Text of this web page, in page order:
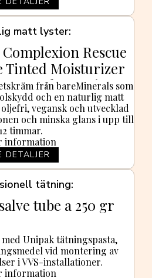
matt lyster
Rescue
Tinted Moisturizer
- 35 ml - 10 Sienna
från bareMinerals som
och en naturlig matt
vegansk och utvecklad
och minska glans i upp till
12 timmar.
DETALJER
information
tätning
tube a 250 gr
Unipak tätningspasta,
vid montering av
i VVS-installationer.
information